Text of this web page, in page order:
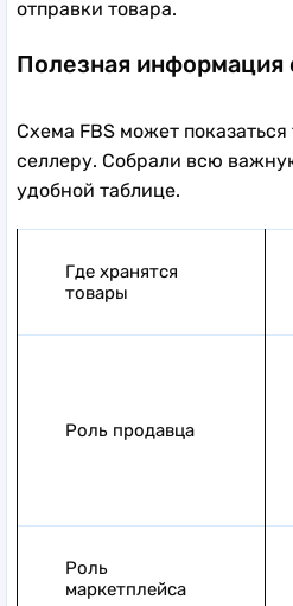
отправки товара.
Полезная информация
Схема FBS может
селлеру. Собрали всю
удобной таблице.
Где хранятся
товары
Роль продавца
Роль
маркетплейса